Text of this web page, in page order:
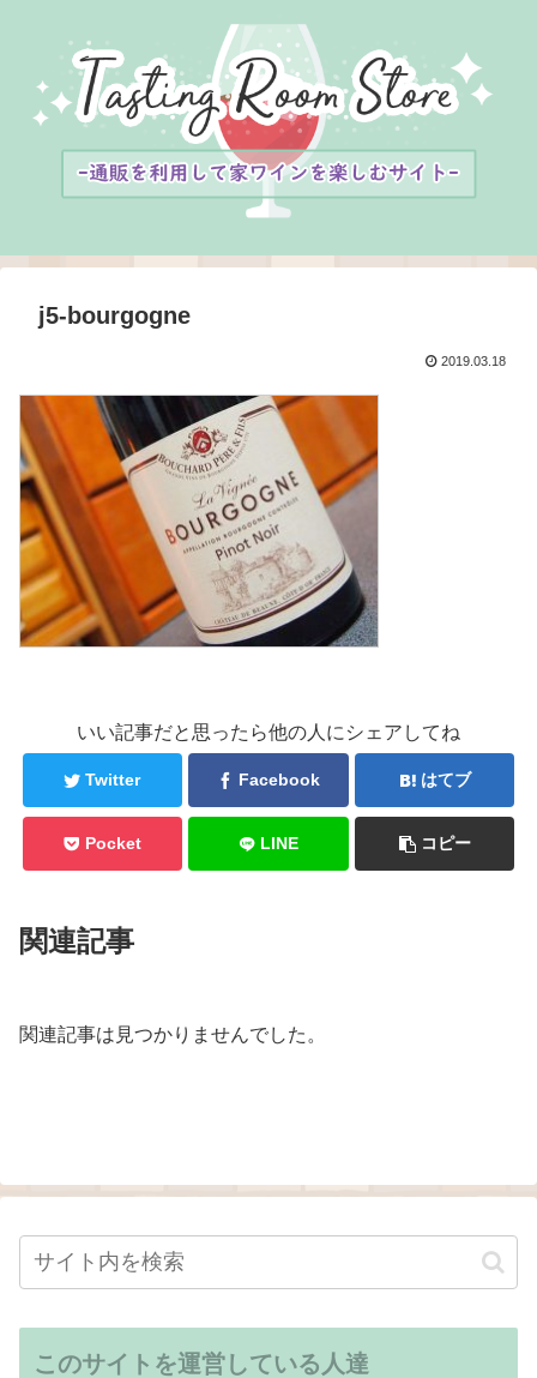
j5-bourgogne
2019.03.18
いい記事だと思ったら他の人にシェアしてね
Twitter Facebook はてブ
Pocket LINE コピー
関連記事
関連記事は見つかりませんでした。
このサイトを運営している人達